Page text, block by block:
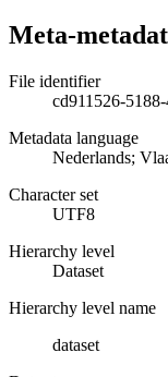
Meta-
File identifier
cd911526-
Metadata language
Nederlands;
Character set
UTF8
Hierarchy level
Dataset
Hierarchy level name
dataset